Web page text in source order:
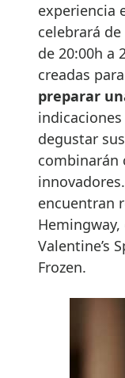
experiencia
celebrará
de 20:00h a
creadas para
preparar
degustar
combinarán
encuentran
Valentine’s
Frozen.